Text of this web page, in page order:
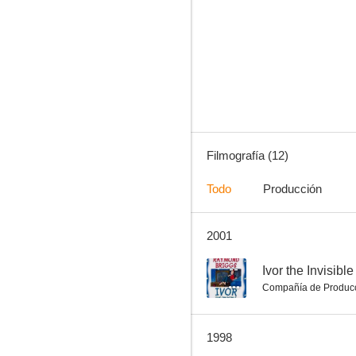
Filmografía (12)
Todo Producción
2001
-- Ivor the Invisible
Compañía de
1998